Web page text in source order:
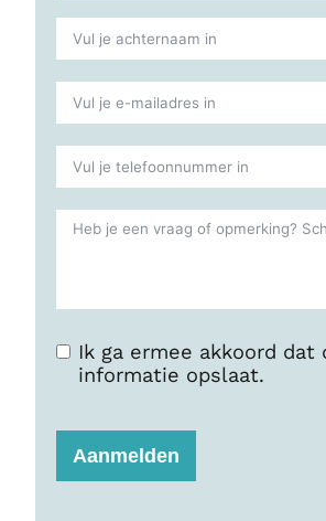
Ik ga ermee akkoord
informatie opslaat.
Aanmelden